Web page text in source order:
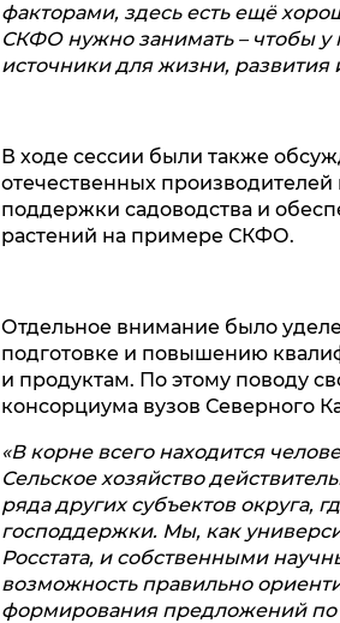
факторами, здесь есть ещё
СКФО нужно занимать – чтобы у
источники для жизни, развития
В ходе сессии были также
отечественных
поддержки садоводства и
растений на примере СКФО.
Отдельное внимание было
подготовке и повышению
и продуктам. По этому поводу
консорциума вузов Северного
«В корне всего находится
Сельское хозяйство
ряда других субъектов округа,
господдержки. Мы, как
Росстата, и собственными
возможность правильно
формирования предложений по